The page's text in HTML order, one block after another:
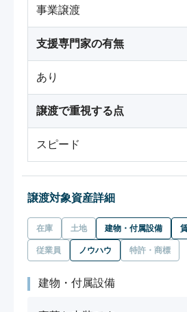
事業譲渡
支援専門家の有無
あり
譲渡で重視する点
スピード
譲渡対象資産詳細
在庫 土地 建物・付属設備
従業員 ノウハウ 特許・商標
建物・付属設備